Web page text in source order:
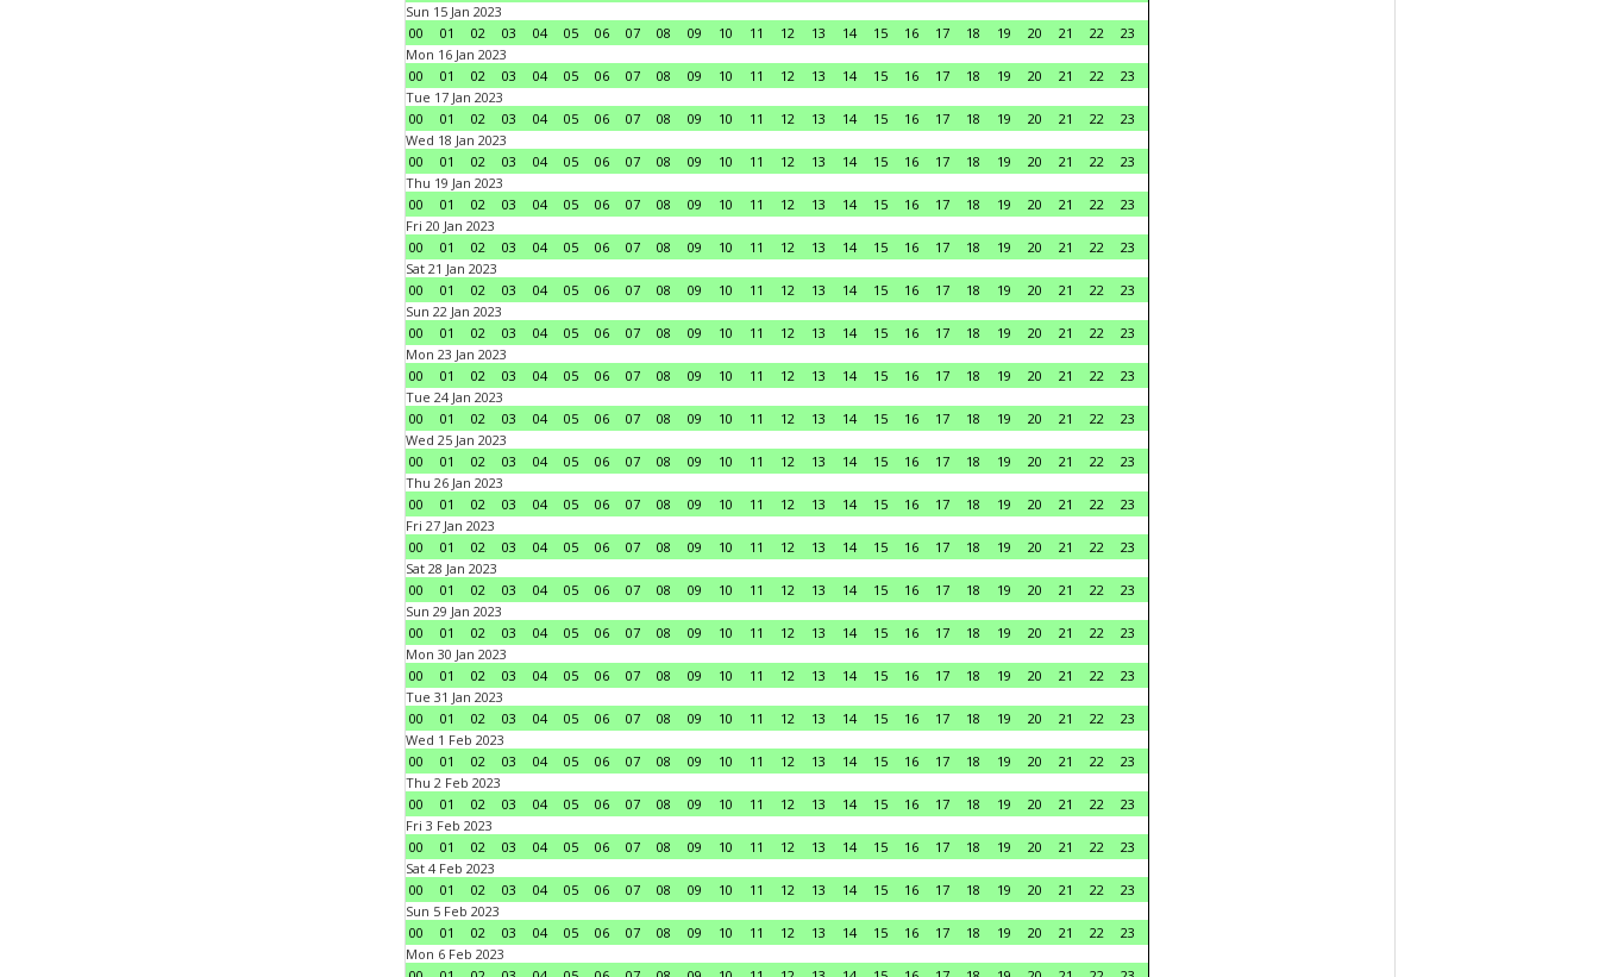
Sun 15 Jan 2023
00
01 02 03 04 05 06 07 08 09 10 11 12 13 14 15 16 17 18 19 20 21 22
23
Mon 16 Jan 2023
00
01 02 03 04 05 06 07 08 09 10 11 12 13 14 15 16 17 18 19 20 21 22
23
Tue 17 Jan 2023
00
01 02 03 04 05 06 07 08 09 10 11 12 13 14 15 16 17 18 19 20 21 22
23
Wed 18 Jan 2023
00
01 02 03 04 05 06 07 08 09 10 11 12 13 14 15 16 17 18 19 20 21 22
23
Thu 19 Jan 2023
00
01 02 03 04 05 06 07 08 09 10 11 12 13 14 15 16 17 18 19 20 21 22
23
Fri 20 Jan 2023
00
01 02 03 04 05 06 07 08 09 10 11 12 13 14 15 16 17 18 19 20 21 22
23
Sat 21 Jan 2023
00
01 02 03 04 05 06 07 08 09 10 11 12 13 14 15 16 17 18 19 20 21 22
23
Sun 22 Jan 2023
00
01 02 03 04 05 06 07 08 09 10 11 12 13 14 15 16 17 18 19 20 21 22
23
Mon 23 Jan 2023
00
01 02 03 04 05 06 07 08 09 10 11 12 13 14 15 16 17 18 19 20 21 22
23
Tue 24 Jan 2023
00
01 02 03 04 05 06 07 08 09 10 11 12 13 14 15 16 17 18 19 20 21 22
23
Wed 25 Jan 2023
00
01 02 03 04 05 06 07 08 09 10 11 12 13 14 15 16 17 18 19 20 21 22
23
Thu 26 Jan 2023
00
01 02 03 04 05 06 07 08 09 10 11 12 13 14 15 16 17 18 19 20 21 22
23
Fri 27 Jan 2023
00
01 02 03 04 05 06 07 08 09 10 11 12 13 14 15 16 17 18 19 20 21 22
23
Sat 28 Jan 2023
00
01 02 03 04 05 06 07 08 09 10 11 12 13 14 15 16 17 18 19 20 21 22
23
Sun 29 Jan 2023
00
01 02 03 04 05 06 07 08 09 10 11 12 13 14 15 16 17 18 19 20 21 22
23
Mon 30 Jan 2023
00
01 02 03 04 05 06 07 08 09 10 11 12 13 14 15 16 17 18 19 20 21 22
23
Tue 31 Jan 2023
00
01 02 03 04 05 06 07 08 09 10 11 12 13 14 15 16 17 18 19 20 21 22
23
Wed 1 Feb 2023
00
01 02 03 04 05 06 07 08 09 10 11 12 13 14 15 16 17 18 19 20 21 22
23
Thu 2 Feb 2023
00
01 02 03 04 05 06 07 08 09 10 11 12 13 14 15 16 17 18 19 20 21 22
23
Fri 3 Feb 2023
00
01 02 03 04 05 06 07 08 09 10 11 12 13 14 15 16 17 18 19 20 21 22
23
Sat 4 Feb 2023
00
01 02 03 04 05 06 07 08 09 10 11 12 13 14 15 16 17 18 19 20 21 22
23
Sun 5 Feb 2023
00
01 02 03 04 05 06 07 08 09 10 11 12 13 14 15 16 17 18 19 20 21 22
23
Mon 6 Feb 2023